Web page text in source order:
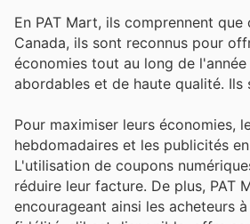
En PAT Mart, ils comprennent
Canada, ils sont reconnus pour
économies tout au long de
abordables et de haute qualité.
Pour maximiser leurs économies,
hebdomadaires et les publicités
L'utilisation de coupons
réduire leur facture. De plus, PAT
encourageant ainsi les acheteurs